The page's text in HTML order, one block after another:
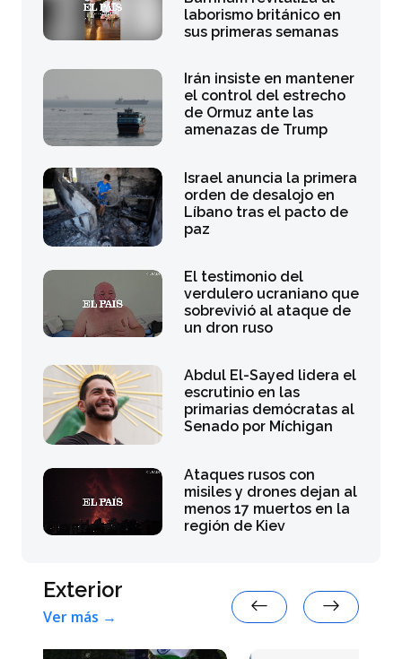
laborismo británico en
sus primeras semanas
Irán insiste en mantener
el control del estrecho
de Ormuz ante las
amenazas de Trump
Israel anuncia la primera
orden de desalojo en
Líbano tras el pacto de
paz
El testimonio del
verdulero ucraniano que
sobrevivió al ataque de
un dron ruso
Abdul El-Sayed lidera el
escrutinio en las
primarias demócratas al
Senado por Míchigan
Ataques rusos con
misiles y drones dejan al
menos 17 muertos en la
región de Kiev
Exterior
Ver más →